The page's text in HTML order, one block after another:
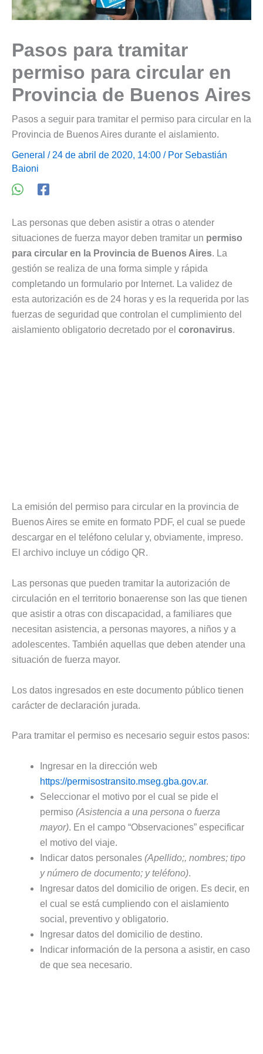
Pasos para tramitar
permiso para circular en
Provincia de Buenos Aires
Pasos a seguir para tramitar el permiso para circular en la
Provincia de Buenos Aires durante el aislamiento.
General / 24 de abril de 2020, 14:00 / Por Sebastián
Baioni
Las personas que deben asistir a otras o atender
situaciones de fuerza mayor deben tramitar un permiso
para circular en la Provincia de Buenos Aires. La
gestión se realiza de una forma simple y rápida
completando un formulario por Internet. La validez de
esta autorización es de 24 horas y es la requerida por las
fuerzas de seguridad que controlan el cumplimiento del
aislamiento obligatorio decretado por el coronavirus.
La emisión del permiso para circular en la provincia de
Buenos Aires se emite en formato PDF, el cual se puede
descargar en el teléfono celular y, obviamente, impreso.
El archivo incluye un código QR.
Las personas que pueden tramitar la autorización de
circulación en el territorio bonaerense son las que tienen
que asistir a otras con discapacidad, a familiares que
necesitan asistencia, a personas mayores, a niños y a
adolescentes. También aquellas que deben atender una
situación de fuerza mayor.
Los datos ingresados en este documento público tienen
carácter de declaración jurada.
Para tramitar el permiso es necesario seguir estos pasos:
Ingresar en la dirección web
https://permisostransito.mseg.gba.gov.ar.
Seleccionar el motivo por el cual se pide el
permiso (Asistencia a una persona o fuerza
mayor). En el campo “Observaciones” especificar
el motivo del viaje.
Indicar datos personales (Apellido;, nombres; tipo
y número de documento; y teléfono).
Ingresar datos del domicilio de origen. Es decir, en
el cual se está cumpliendo con el aislamiento
social, preventivo y obligatorio.
Ingresar datos del domicilio de destino.
Indicar información de la persona a asistir, en caso
de que sea necesario.